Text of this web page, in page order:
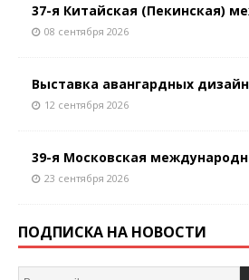
37-я Китайская (Пекинская)
08 сентября 2026
Выставка авангардных
12 сентября 2026
39-я Московская
23 сентября 2026
ПОДПИСКА НА НОВОСТИ